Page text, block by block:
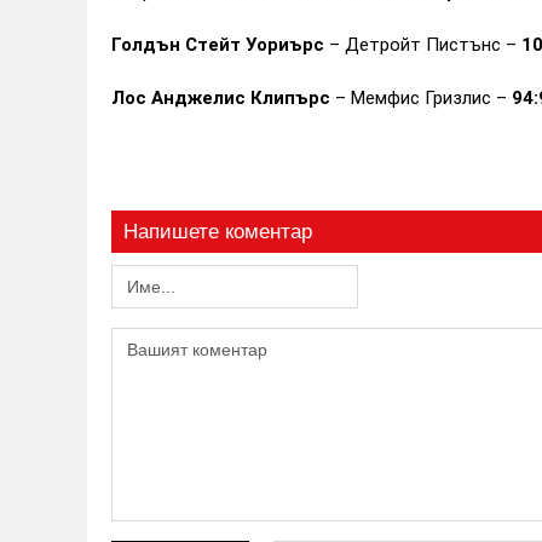
Голдън Стейт Уориърс – Детройт Пистънс –
Лос Анджелис Клипърс – Мемфис Гризлис –
Напишете коментар